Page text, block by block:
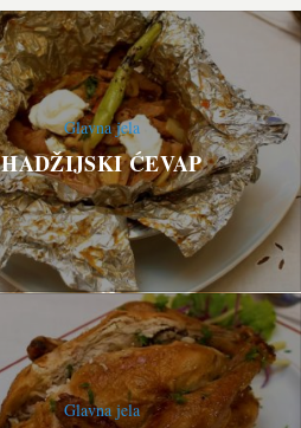
HADŽIJSKI ĆEVAP
Glavna jela
Glavna jela